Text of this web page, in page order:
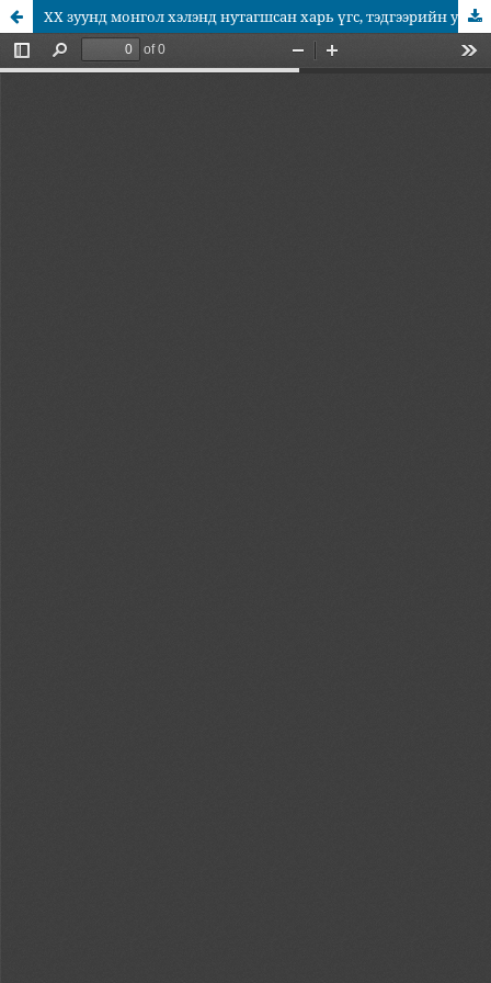
ХХ зуунд монгол хэлэнд нутагшсан харь үгс, тэдгээрийн улс төр, нийгэм, соёлын үндэс